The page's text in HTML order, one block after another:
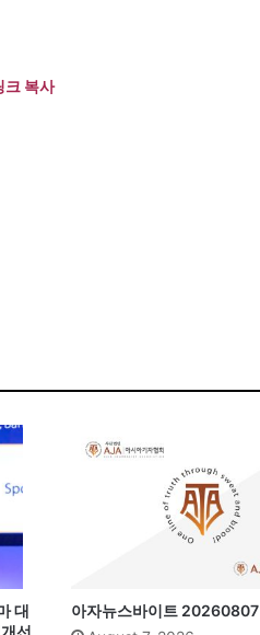
크 복사
대
선
아자뉴스바이트 20260807